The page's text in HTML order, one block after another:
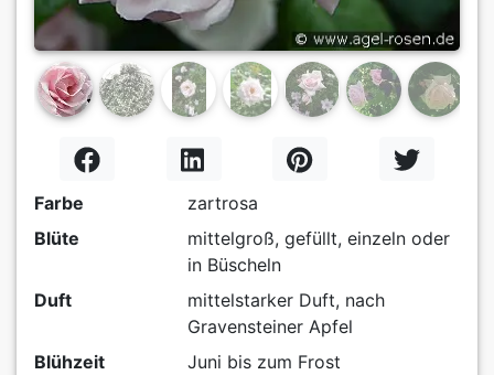
Farbe
zartrosa
Blüte
mittelgroß, gefüllt, einzeln oder
in Büscheln
Duft
mittelstarker Duft, nach
Gravensteiner Apfel
Blühzeit
Juni bis zum Frost